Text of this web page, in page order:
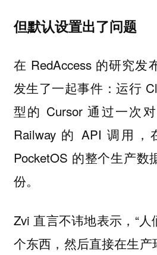
但默认设置出了问题
在 RedAccess 的研究发
发生了一起事件：运行
型的 Cursor 通过一次
Railway 的 API 调用
PocketOS 的整个生产数
份。
Zvi 直言不讳地表示，“
个东西，然后直接在生